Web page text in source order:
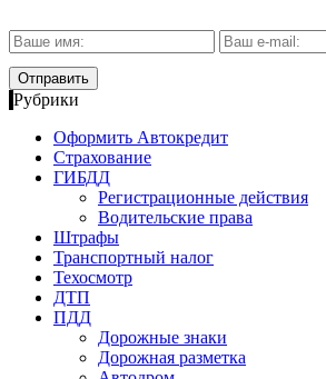
Рубрики
Оформить Автокредит
Страхование
ГИБДД
Регистрационные действия
Водительские права
Штрафы
Транспортный налог
Техосмотр
ДТП
ПДД
Дорожные знаки
Дорожная разметка